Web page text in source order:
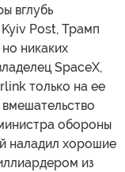
вглубь
Post, Трамп
никаких
SpaceX,
только на ее
обороны
наладил хорошие
из